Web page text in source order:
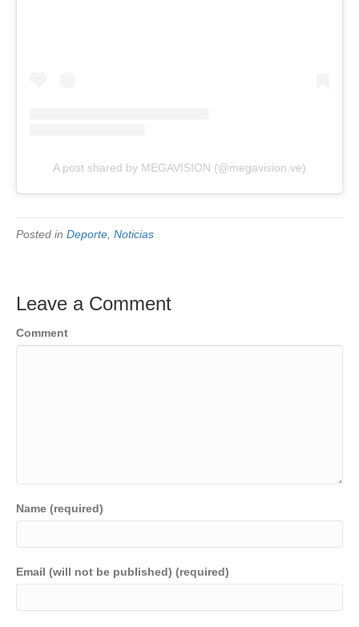
A post shared by MEGAVISION (@megavision.ve)
Posted in Deporte Noticias
Leave a Comment
Comment
Name (required)
Email (will not be published) (required)